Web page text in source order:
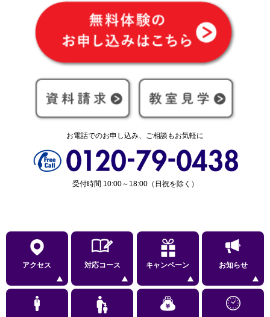
お電話でのお申し込み、ご相談もお気軽に
受付時間 10:00～18:00（日祝を除く）
アクセス 対応コース キャンペーン お知らせ